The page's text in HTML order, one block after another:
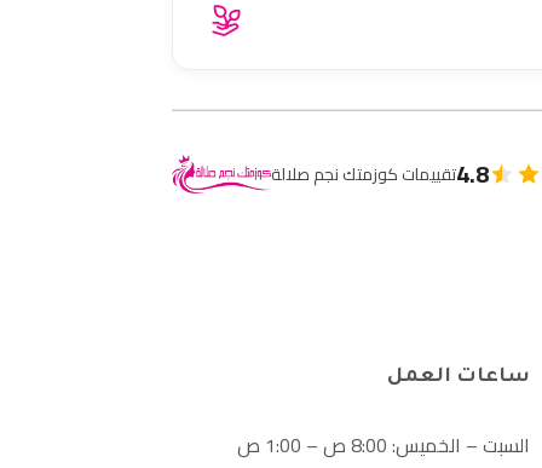
4.8تقييمات كوزمتك نجم صلالة
ساعات العمل
السبت – الخميس: 8:00 ص – 1:00 ص